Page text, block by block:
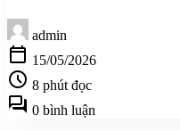
admin
calendar_today 15/05/2026
schedule 8 phút đọc
forum 0 bình luận